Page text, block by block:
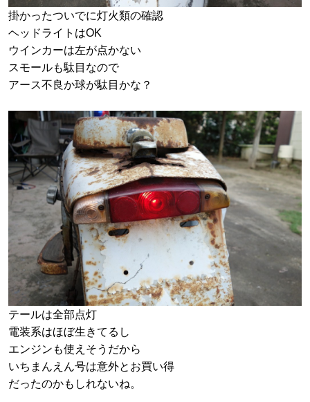
掛かったついでに灯火類の確認
ヘッドライトはOK
ウインカーは左が点かない
スモールも駄目なので
アース不良か球が駄目かな？
テールは全部点灯
電装系はほぼ生きてるし
エンジンも使えそうだから
いちまんえん号は意外とお買い得
だったのかもしれないね。